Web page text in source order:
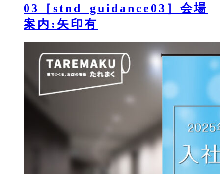
03［stnd_guidance03］会場
案内:矢印有